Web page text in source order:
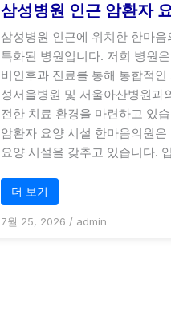
삼성병원 인근 암환자
삼성병원 인근에 위치한 한마
특화된 병원입니다. 저희 병원
비인후과 진료를 통해 통합적
성서울병원 및 서울아산병원과
전한 치료 환경을 마련하고 있
암환자 요양 시설 한마음의원
요양 시설을 갖추고 있습니다.
더 보기
7월 25, 2026 / admin